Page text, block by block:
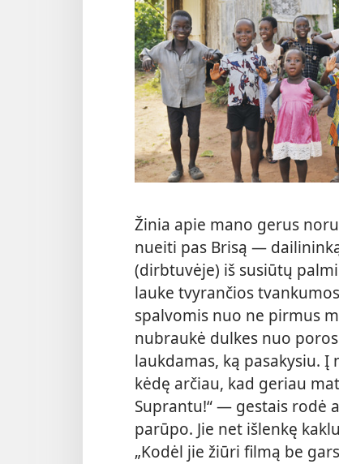
Žinia apie mano gerus
nueiti pas Brisą —
(dirbtuvėje) iš susiūtų
lauke tvyrančios
spalvomis nuo ne pirmus
nubraukė dulkes nuo
laukdamas, ką pasakysiu. Į
kėdę arčiau, kad geriau
Suprantu!“ — gestais rodė
parūpo. Jie net išlenkę
„Kodėl jie žiūri filmą be